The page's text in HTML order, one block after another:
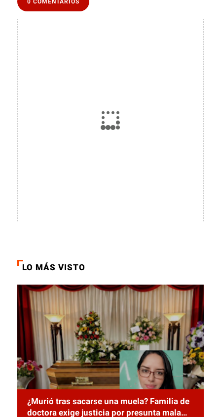
LO MÁS VISTO
¿Murió tras sacarse una muela? Familia de
doctora exige justicia por presunta mala